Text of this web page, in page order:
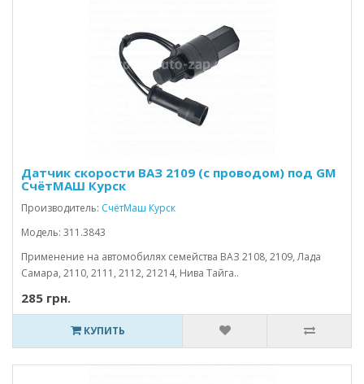
Датчик скорости ВАЗ 2109 (с проводом) под GM
СчётМАШ Курск
Производитель: СчётМаш Курск
Модель: 311.3843
Применение на автомобилях семейства ВАЗ 2108, 2109, Лада
Самара, 2110, 2111, 2112, 21214, Нива Тайга..
285 грн.
КУПИТЬ